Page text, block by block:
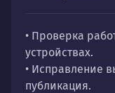
• Проверка
устройствах.
• Исправление
публикация.